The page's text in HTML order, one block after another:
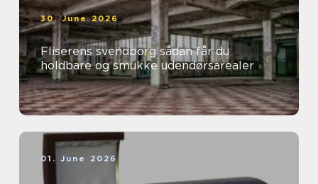
30. June 2026
Fliserens svendborg sådan får du
holdbare og smukke udendørsarealer
01. June 2026